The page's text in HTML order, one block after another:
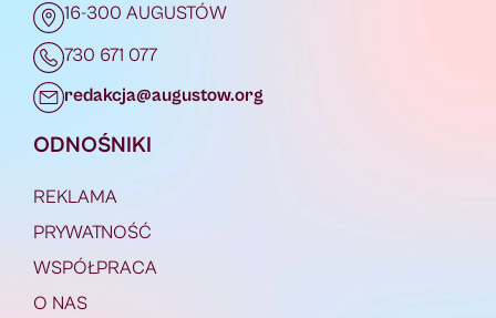
16-300 AUGUSTÓW
730 671 077
redakcja@augustow.org
ODNOŚNIKI
REKLAMA
PRYWATNOŚĆ
WSPÓŁPRACA
O NAS